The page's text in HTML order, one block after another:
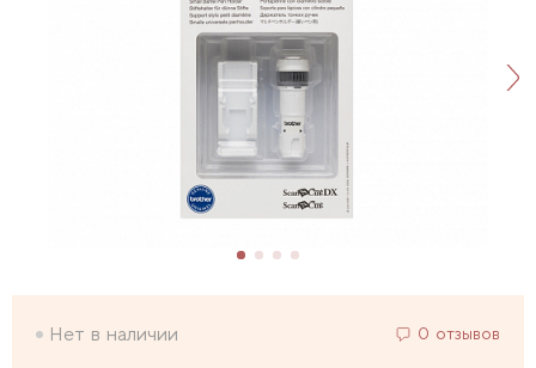
Нет в наличии 0 отзывов